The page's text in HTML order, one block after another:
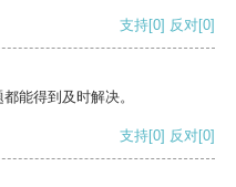
支持[0] 反对[0]
能得到及时解决。
支持[0] 反对[0]